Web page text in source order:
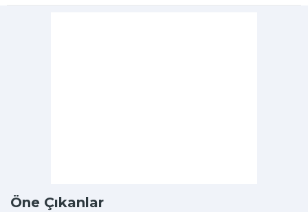
Öne Çıkanlar